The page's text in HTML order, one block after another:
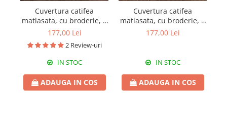
Pilote cu blăniță
Cuvertura catifea
matlasata, cu broderie, 3
piese, uni, 220X240 cm
CC72
177,00 Lei
2 Review-uri
IN STOC
ADAUGA IN COS
Cuvertura catifea
matlasata, cu broderie, 3
piese, uni, 220X240 cm
177,00 Lei
IN STOC
ADAUGA IN COS